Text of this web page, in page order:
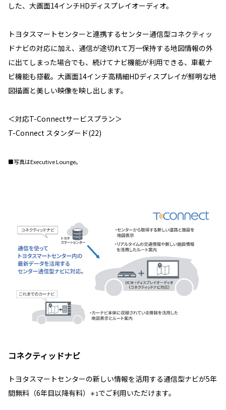
した、大画面14インチHDディスプレイオーディオ。
トヨタスマートセンターと連携するセンター通信型コネクティッ
ドナビの対応に加え、通信が途切れて万一保持する地図情報の外
に出てしまった場合でも、続けてナビ機能が利用できる、車載ナ
ビ機能も搭載。大画面14インチ高精細HDディスプレイが鮮明な地
図描画と美しい映像を映し出します。
＜対応T-Connectサービスプラン＞
T-Connect スタンダード(22)
■写真はExecutive Lounge。
コネクティッドナビ
トヨタスマートセンターの新しい情報を活用する通信型ナビが5年
間無料（6年目以降有料）
＊1でご利用いただけます。